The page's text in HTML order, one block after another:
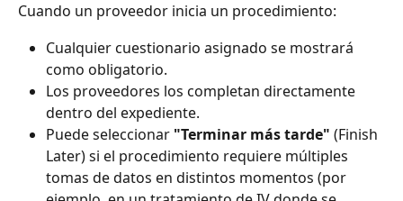
Cuando un proveedor inicia un procedimiento:
Cualquier cuestionario asignado se mostrará
como obligatorio.
Los proveedores los completan directamente
dentro del expediente.
Puede seleccionar "Terminar más tarde" (Finish
Later) si el procedimiento requiere múltiples
tomas de datos en distintos momentos (por